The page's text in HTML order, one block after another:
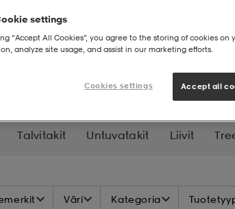
Talvitakit Untuvatakit Liivit
Väri Kategoria
settings
“Accept All Cookies”, you agree to the storing of cookies
analyze site usage, and assist in our marketing efforts.
Cookies settings Accept all